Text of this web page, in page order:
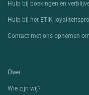
Hulp bij boekingen en
Hulp bij het ETIK
Contact met ons opnemen
Over
Wie zijn wij?